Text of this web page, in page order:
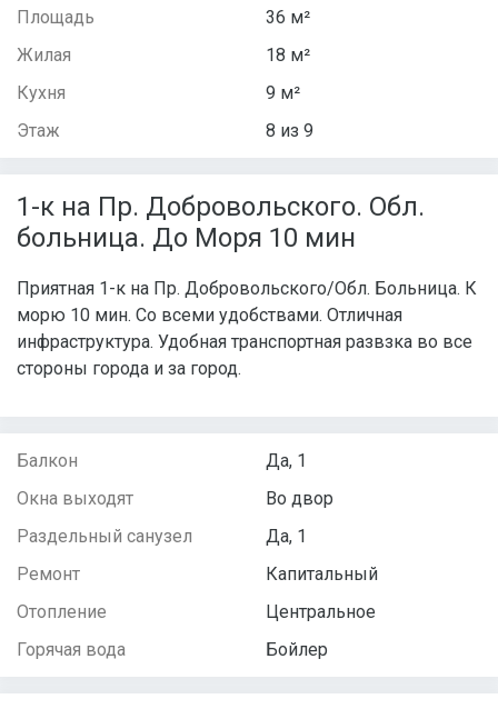
Площадь
36 м²
Жилая
18 м²
Кухня
9 м²
Этаж
8 из 9
1-к на Пр. Добровольского. Обл.
больница. До Моря 10 мин
Приятная 1-к на Пр. Добровольского/Обл. Больница. К
морю 10 мин. Со всеми удобствами. Отличная
инфраструктура. Удобная транспортная развзка во все
стороны города и за город.
Балкон
Да, 1
Окна выходят
Во двор
Раздельный санузел
Да, 1
Ремонт
Капитальный
Отопление
Центральное
Горячая вода
Бойлер